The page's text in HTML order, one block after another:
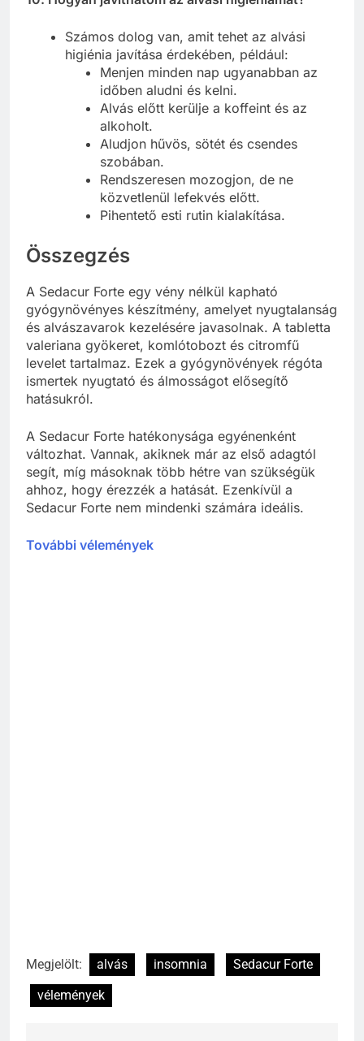
Számos dolog van, amit tehet az alvási
higiénia javítása érdekében, például:
Menjen minden nap ugyanabban az
időben aludni és kelni.
Alvás előtt kerülje a koffeint és az
alkoholt.
Aludjon hűvös, sötét és csendes
szobában.
Rendszeresen mozogjon, de ne
közvetlenül lefekvés előtt.
Pihentető esti rutin kialakítása.
Összegzés
A Sedacur Forte egy vény nélkül kapható
gyógynövényes készítmény, amelyet nyugtalanság
és alvászavarok kezelésére javasolnak. A tabletta
valeriana gyökeret, komlótobozt és citromfű
levelet tartalmaz. Ezek a gyógynövények régóta
ismertek nyugtató és álmosságot elősegítő
hatásukról.
A Sedacur Forte hatékonysága egyénenként
változhat. Vannak, akiknek már az első adagtól
segít, míg másoknak több hétre van szükségük
ahhoz, hogy érezzék a hatását. Ezenkívül a
Sedacur Forte nem mindenki számára ideális.
További vélemények
Megjelölt: alvás insomnia
Sedacur Forte
vélemények